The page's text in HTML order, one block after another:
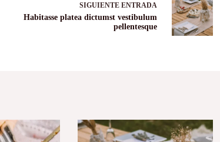
SIGUIENTE ENTRADA
Habitasse platea dictumst vestibulum
pellentesque